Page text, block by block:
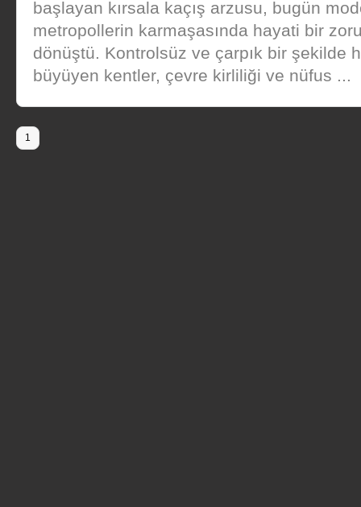
başlayan kırsala kaçış arzusu, bugün
metropollerin karmaşasında hayati bir
dönüştü. Kontrolsüz ve çarpık bir şekilde
büyüyen kentler, çevre kirliliği ve nüfus ...
1